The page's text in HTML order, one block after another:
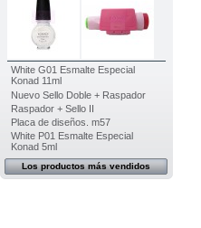
White G01 Esmalte Especial
Konad 11ml
Nuevo Sello Doble + Raspador
Raspador + Sello II
Placa de diseños. m57
White P01 Esmalte Especial
Konad 5ml
Los productos más vendidos